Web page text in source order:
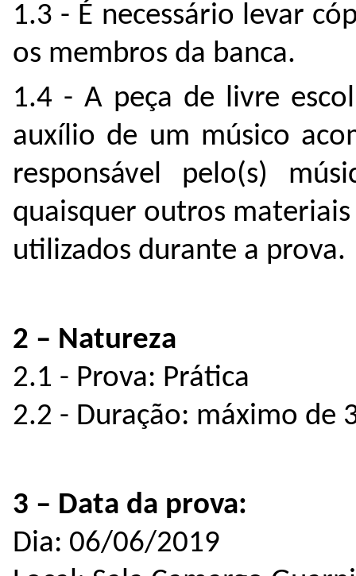
1.3 - É necessário levar
os membros da banca.
1.4 - A peça de livre
auxílio de um músico
responsável pelo(s)
quaisquer outros
utilizados durante a prova.
2 – Natureza
2.1 - Prova: Prática
2.2 - Duração: máximo de
3 – Data da prova:
Dia: 06/06/2019